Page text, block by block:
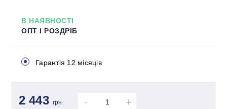
В НАЯВНОСТІ
ОПТ І РОЗДРІБ
Гарантія 12 місяців
2 443 грн - +